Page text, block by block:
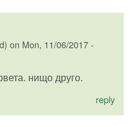
on Mon, 11/06/2017 -
нищо друго.
reply